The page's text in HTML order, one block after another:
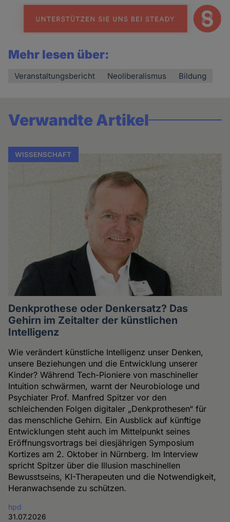
Mehr lesen über:
Veranstaltungsbericht Neoliberalismus Bildung
Verwandte Artikel
WISSENSCHAFT
Denkprothese oder Denkersatz? Das
Gehirn im Zeitalter der künstlichen
Intelligenz
Wie verändert künstliche Intelligenz unser Denken,
unsere Beziehungen und die Entwicklung unserer
Kinder? Während Tech-Pioniere von maschineller
Intuition schwärmen, warnt der Neurobiologe und
Psychiater Prof. Manfred Spitzer vor den
schleichenden Folgen digitaler „Denkprothesen“ für
das menschliche Gehirn. Ein Ausblick auf künftige
Entwicklungen steht auch im Mittelpunkt seines
Eröffnungsvortrags bei diesjährigen Symposium
Kortizes am 2. Oktober in Nürnberg. Im Interview
spricht Spitzer über die Illusion maschinellen
Bewusstseins, KI-Therapeuten und die Notwendigkeit,
Heranwachsende zu schützen.
hpd
31.07.2026